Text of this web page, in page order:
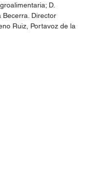
D.
Becerra. Director
Ruiz, Portavoz de la